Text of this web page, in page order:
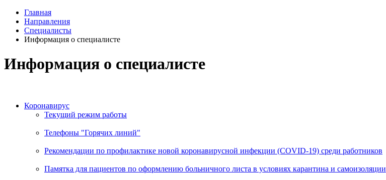
Главная
Направления
Специалисты
Информация о специалисте
Информация о специалисте
Коронавирус
Текущий режим работы
Телефоны "Горячих линий"
Рекомендации по профилактике новой коронавирусной инфекции (COVID-19) среди работников
Памятка для пациентов по оформлению больничного листа в условиях карантина и самоизоляции